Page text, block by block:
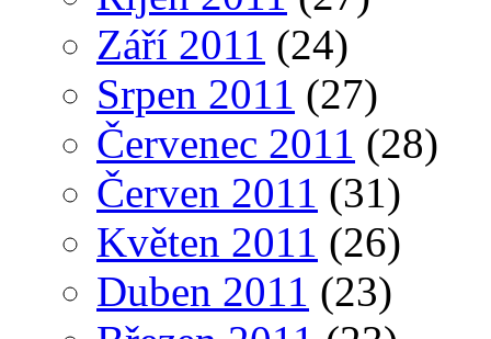
Září 2011 (24)
Srpen 2011 (27)
Červenec 2011 (28)
Červen 2011 (31)
Květen 2011 (26)
Duben 2011 (23)